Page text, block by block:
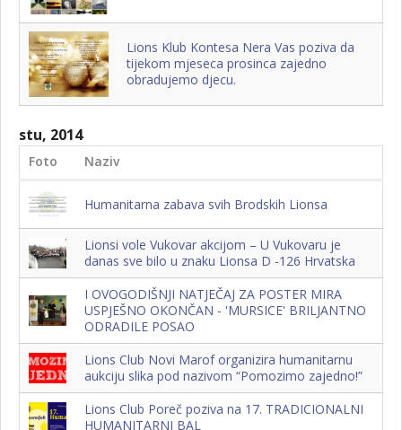
Lions Klub Kontesa Nera Vas poziva da
tijekom mjeseca prosinca zajedno
obradujemo djecu.
stu, 2014
Foto Naziv
Humanitarna zabava svih Brodskih Lionsa
Lionsi vole Vukovar akcijom – U Vukovaru je
danas sve bilo u znaku Lionsa D -126 Hrvatska
I OVOGODIŠNJI NATJEČAJ ZA POSTER MIRA
USPJEŠNO OKONČAN - 'MURSICE' BRILJANTNO
ODRADILE POSAO
Lions Club Novi Marof organizira humanitarnu
aukciju slika pod nazivom “Pomozimo zajedno!”
Lions Club Poreč poziva na 17. TRADICIONALNI
HUMANITARNI BAL